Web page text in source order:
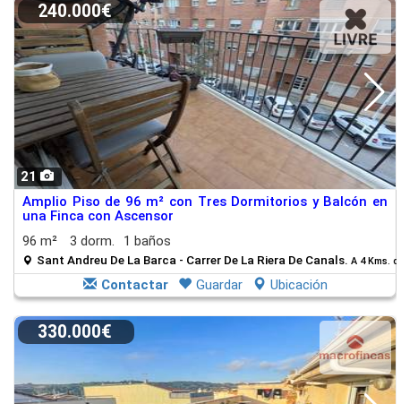
21
240.000€
Amplio Piso de 96 m² con Tres Dormitorios y Balcón en
una Finca con Ascensor
96 m²
3 dorm. 1 baños
Sant Andreu De La Barca - Carrer De La Riera De Canals. A 4 Kms.
Contactar Guardar Ubicación
330.000€